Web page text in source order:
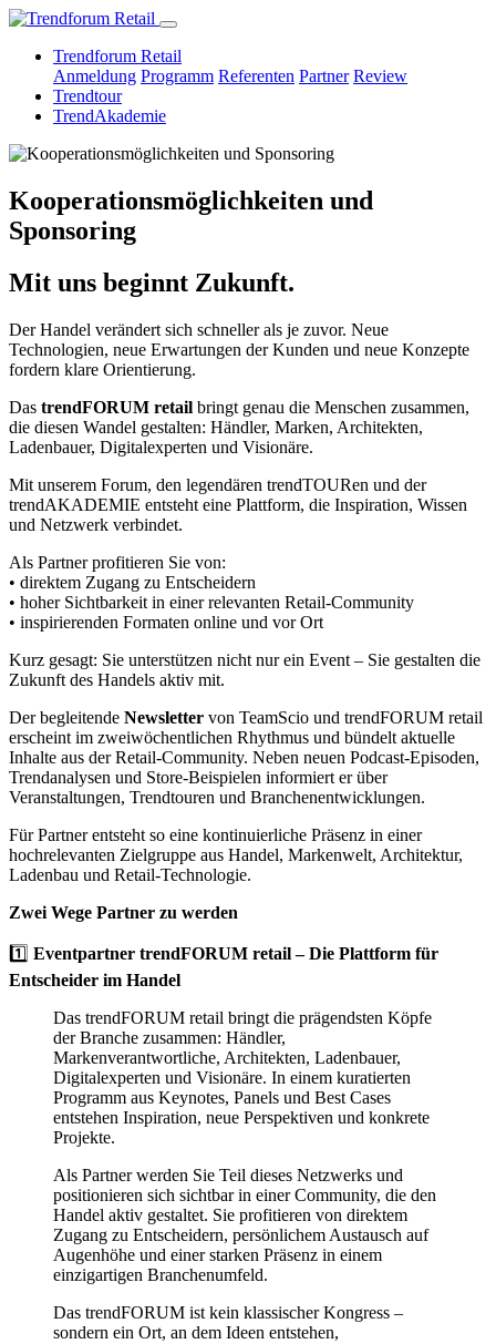
Trendforum Retail
Anmeldung Programm Referenten Partner Review
Trendtour
TrendAkademie
Kooperationsmöglichkeiten und
Sponsoring
Mit uns beginnt Zukunft.
Der Handel verändert sich schneller als je zuvor. Neue
Technologien, neue Erwartungen der Kunden und neue Konzepte
fordern klare Orientierung.
Das trendFORUM retail bringt genau die Menschen zusammen,
die diesen Wandel gestalten: Händler, Marken, Architekten,
Ladenbauer, Digitalexperten und Visionäre.
Mit unserem Forum, den legendären trendTOURen und der
trendAKADEMIE entsteht eine Plattform, die Inspiration, Wissen
und Netzwerk verbindet.
Als Partner profitieren Sie von:
• direktem Zugang zu Entscheidern
• hoher Sichtbarkeit in einer relevanten Retail-Community
• inspirierenden Formaten online und vor Ort
Kurz gesagt: Sie unterstützen nicht nur ein Event – Sie gestalten die
Zukunft des Handels aktiv mit.
Der begleitende Newsletter von TeamScio und trendFORUM retail
erscheint im zweiwöchentlichen Rhythmus und bündelt aktuelle
Inhalte aus der Retail-Community. Neben neuen Podcast-Episoden,
Trendanalysen und Store-Beispielen informiert er über
Veranstaltungen, Trendtouren und Branchenentwicklungen.
Für Partner entsteht so eine kontinuierliche Präsenz in einer
hochrelevanten Zielgruppe aus Handel, Markenwelt, Architektur,
Ladenbau und Retail-Technologie.
Zwei Wege Partner zu werden
1️⃣ Eventpartner trendFORUM retail– Die Plattform für
Entscheider im Handel
Das trendFORUM retail bringt die prägendsten Köpfe
der Branche zusammen: Händler,
Markenverantwortliche, Architekten, Ladenbauer,
Digitalexperten und Visionäre. In einem kuratierten
Programm aus Keynotes, Panels und Best Cases
entstehen Inspiration, neue Perspektiven und konkrete
Projekte.
Als Partner werden Sie Teil dieses Netzwerks und
positionieren sich sichtbar in einer Community, die den
Handel aktiv gestaltet. Sie profitieren von direktem
Zugang zu Entscheidern, persönlichem Austausch auf
Augenhöhe und einer starken Präsenz in einem
einzigartigen Branchenumfeld.
Das trendFORUM ist kein klassischer Kongress –
sondern ein Ort, an dem Ideen entstehen,